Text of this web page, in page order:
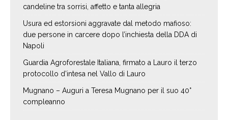
candeline tra sorrisi, affetto e tanta allegria
Usura ed estorsioni aggravate dal metodo mafioso:
due persone in carcere dopo l’inchiesta della DDA di
Napoli
Guardia Agroforestale Italiana, firmato a Lauro il terzo
protocollo d’intesa nel Vallo di Lauro
Mugnano – Auguri a Teresa Mugnano per il suo 40°
compleanno